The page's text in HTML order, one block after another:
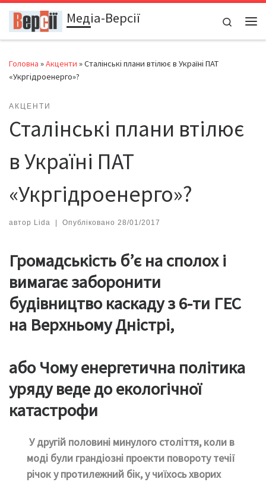
Перейти до вмістуМедіа-Версії
Search
Головна »Акценти »Сталінські плани втілює в Україні ПАТ
«Укргідроенерго»?
АКЦЕНТИ
Сталінські плани втілює
в Україні ПАТ
«Укргідроенерго»?
автор Lida | Опубліковано 28/01/2017
Громадськість б’є на сполох і
вимагає заборонити
будівництво каскаду з 6-ти ГЕС
на Верхньому Дністрі,
або Чому енергетична політика
уряду веде до екологічної
катастрофи
У другій половині минулого століття, коли в
моді були грандіозні проекти повороту течії
річок у протилежний бік, у чиїхось хворих